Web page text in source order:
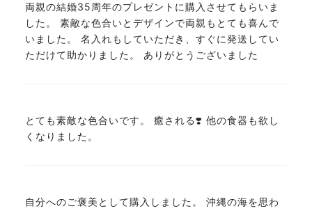
両親の結婚35周年のプレゼントに購入させてもらいま
した。 素敵な色合いとデザインで両親もとても喜んで
いました。 名入れもしていただき、すぐに発送してい
ただけて助かりました。 ありがとうございました
とても素敵な色合いです。 癒される❣️ 他の食器も欲し
くなりました。
自分へのご褒美として購入しました。 沖縄の海を思わ